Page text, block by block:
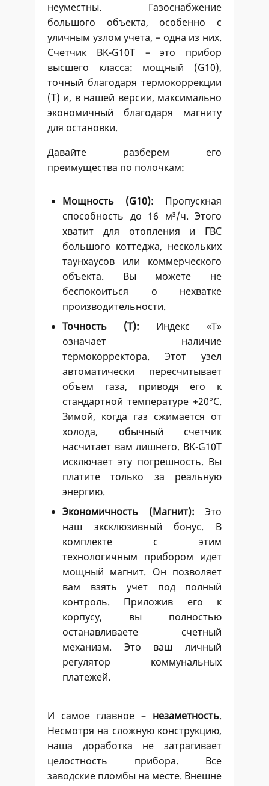
неуместны. Газоснабжение
большого объекта, особенно с
уличным узлом учета, – одна из них.
Счетчик BK-G10Т – это прибор
высшего класса: мощный (G10),
точный благодаря термокоррекции
(Т) и, в нашей версии, максимально
экономичный благодаря магниту
для остановки.
Давайте разберем его
преимущества по полочкам:
Мощность (G10): Пропускная
способность до 16 м³/ч. Этого
хватит для отопления и ГВС
большого коттеджа, нескольких
таунхаусов или коммерческого
объекта. Вы можете не
беспокоиться о нехватке
производительности.
Точность (Т): Индекс «Т»
означает наличие
термокорректора. Этот узел
автоматически пересчитывает
объем газа, приводя его к
стандартной температуре +20°C.
Зимой, когда газ сжимается от
холода, обычный счетчик
насчитает вам лишнего. BK-G10Т
исключает эту погрешность. Вы
платите только за реальную
энергию.
Экономичность (Магнит): Это
наш эксклюзивный бонус. В
комплекте с этим
технологичным прибором идет
мощный магнит. Он позволяет
вам взять учет под полный
контроль. Приложив его к
корпусу, вы полностью
останавливаете счетный
механизм. Это ваш личный
регулятор коммунальных
платежей.
И самое главное – незаметность.
Несмотря на сложную конструкцию,
наша доработка не затрагивает
целостность прибора. Все
заводские пломбы на месте. Внешне